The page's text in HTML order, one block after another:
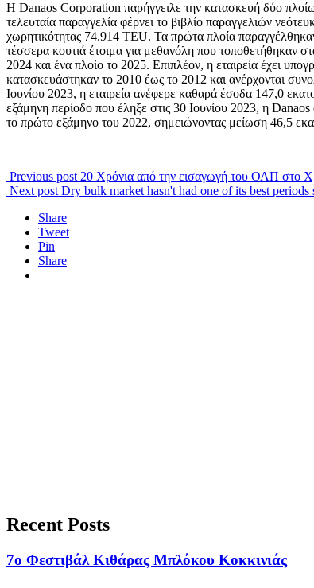
Η Danaos Corporation παρήγγειλε την κατασκευή δύο
τελευταία παραγγελία φέρνει το βιβλίο παραγγελιών
χωρητικότητας 74.914 TEU. Τα πρώτα πλοία
τέσσερα κουτιά έτοιμα για μεθανόλη που τοποθετήθηκαν
2024 και ένα πλοίο το 2025. Επιπλέον, η εταιρεία έχει
κατασκευάστηκαν το 2010 έως το 2012 και ανέρχονται
Ιουνίου 2023, η εταιρεία ανέφερε καθαρά έσοδα 147,0
εξάμηνη περίοδο που έληξε στις 30 Ιουνίου 2023, η
το πρώτο εξάμηνο του 2022, σημειώνοντας μείωση 46,5
Previous post 20 Xρόνια από την εισαγωγή του ΟΛΠ στο
Next post Dry bulk market hasn't had one of its best periods
Share
Tweet
Pin
Share
Recent Posts
7ο Φεστιβάλ Κιθάρας Μπλόκου Κοκκινιάς